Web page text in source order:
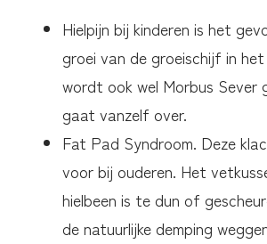
Hielpijn bij kinderen is het
groei van de groeischijf in
wordt ook wel Morbus Sever
gaat vanzelf over.
Fat Pad Syndroom. Deze
voor bij ouderen. Het
hielbeen is te dun of
de natuurlijke demping